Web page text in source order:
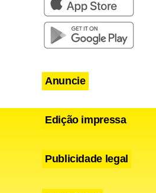
Anuncie
Edição impressa
Publicidade legal